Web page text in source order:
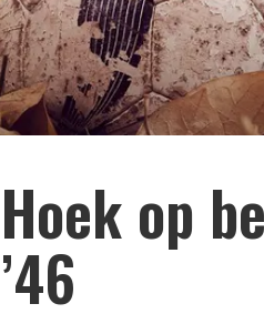
Hoek op
’46